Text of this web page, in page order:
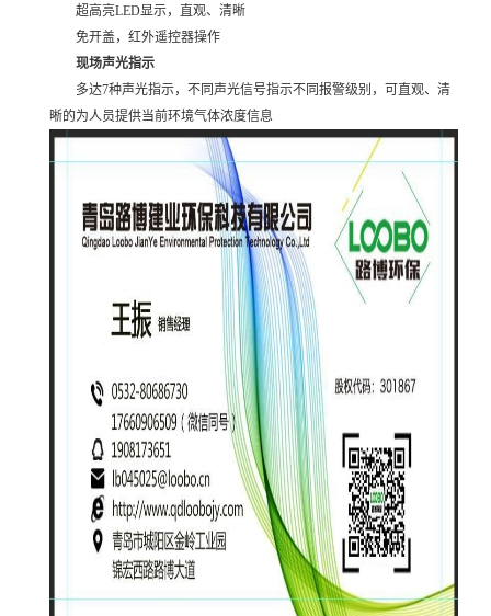
超高亮LED显示，直观、清晰
免开盖，红外遥控器操作
现场声光指示
多达7种声光指示，不同声光信号指示不同报警级别，可直观、清
晰的为人员提供当前环境气体浓度信息